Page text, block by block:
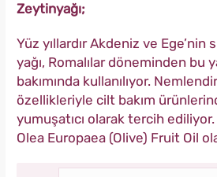
Zeytinyağı;
Yüz yıllardır Akdeniz ve Ege’nin
yağı, Romalılar döneminden bu
bakımında kullanılıyor.
özellikleriyle cilt bakım
yumuşatıcı olarak tercih
Olea Europaea (Olive) Fruit Oil